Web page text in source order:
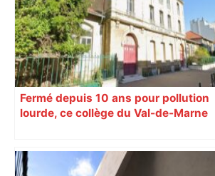
Fermé depuis 10 ans pour pollution
lourde, ce collège du Val-de-Marne